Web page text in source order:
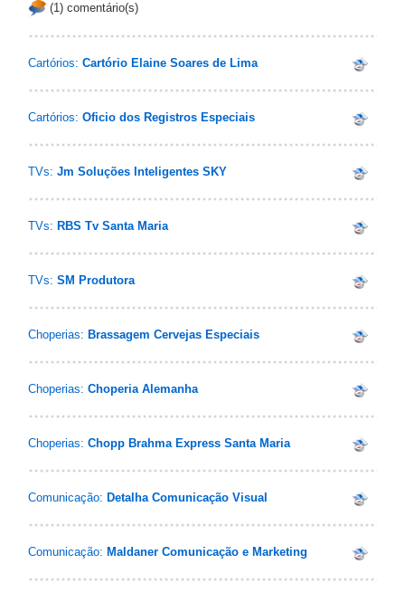
(1) comentário(s)
Cartórios: Cartório Elaine Soares de Lima
Cartórios: Oficio dos Registros Especiais
TVs: Jm Soluções Inteligentes SKY
TVs: RBS Tv Santa Maria
TVs: SM Produtora
Choperias: Brassagem Cervejas Especiais
Choperias: Choperia Alemanha
Choperias: Chopp Brahma Express Santa Maria
Comunicação: Detalha Comunicação Visual
Comunicação: Maldaner Comunicação e Marketing